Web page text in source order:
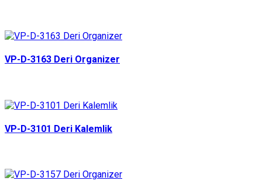
VP-D-3163 Deri Organizer
VP-D-3101 Deri Kalemlik